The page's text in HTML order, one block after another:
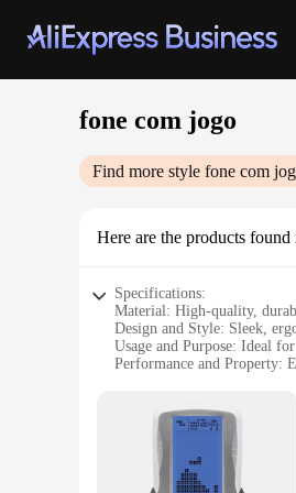
fone com jogo
Find more style fone com
Here are the products found
Specifications:
Material: High-quality,
Design and Style: Sleek,
Usage and Purpose: Ideal
Performance and Property:
Applicable People: Suitable
Features:
**Unmatched Portability
The fone com jogo is a
enjoy your favorite games